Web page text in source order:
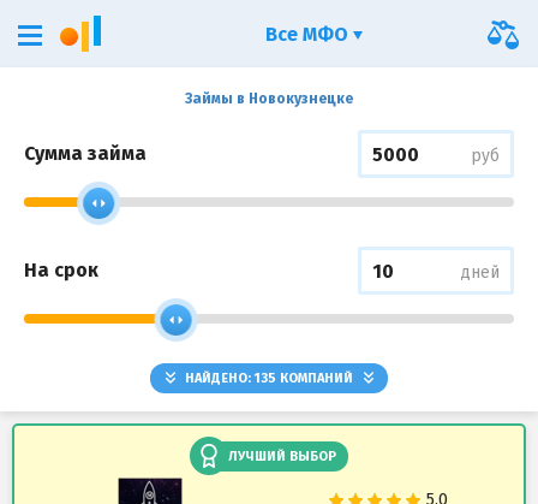
Займы в Новокузнецке
Сумма займа руб
На срок дней
НАЙДЕНО:135 КОМПАНИЙ
ЛУЧШИЙ ВЫБОР
Все МФО